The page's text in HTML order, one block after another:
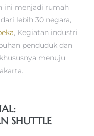
ini menjadi rumah
lebih 30 negara,
, Kegiatan industri
penduduk dan
menuju
SHUTTLE